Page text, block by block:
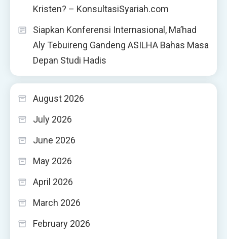
Kristen? – KonsultasiSyariah.com
Siapkan Konferensi Internasional, Ma’had
Aly Tebuireng Gandeng ASILHA Bahas Masa
Depan Studi Hadis
August 2026
July 2026
June 2026
May 2026
April 2026
March 2026
February 2026